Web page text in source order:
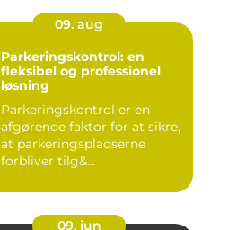
09. aug
Parkeringskontrol: en
fleksibel og professionel
løsning
Parkeringskontrol er en
afgørende faktor for at sikre,
at parkeringspladserne
forbliver tilg&...
09. jun